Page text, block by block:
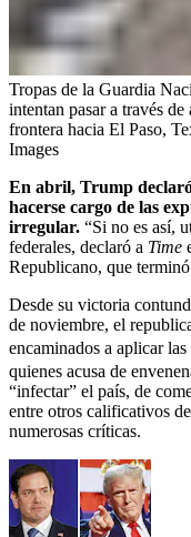
Tropas de la Guardia
intentan pasar a través
frontera hacia El Paso,
Images
En abril, Trump
hacerse cargo de las
irregular. “Si no es así,
federales, declaró a Time
Republicano, que
Desde su victoria
de noviembre, el
encaminados a aplicar las
quienes acusa de
“infectar” el país, de
entre otros calificativos
numerosas críticas.